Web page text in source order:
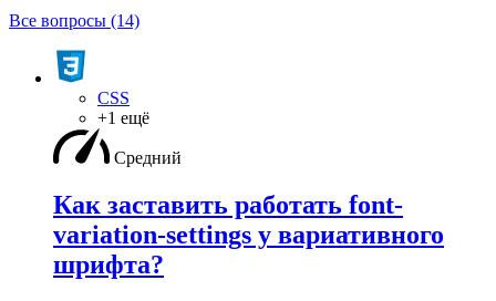
Все вопросы (14)
CSS
+1 ещё
Средний
Как заставить работать font-
variation-settings у вариативного
шрифта?